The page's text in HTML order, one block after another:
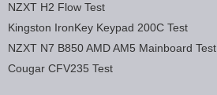
NZXT H2 Flow Test
Kingston IronKey Keypad 200C Test
NZXT N7 B850 AMD AM5 Mainboard Test
Cougar CFV235 Test